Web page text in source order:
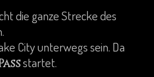
die ganze Strecke des
City unterwegs sein. Da
startet.